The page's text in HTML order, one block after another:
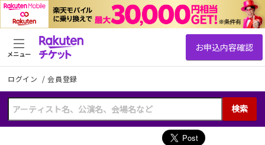
ログイン /会員登録
検索
メニュー